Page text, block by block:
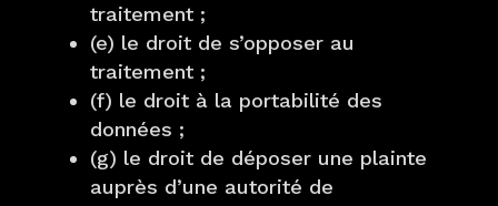
traitement ;
(e) le droit de s’opposer au
traitement ;
(f) le droit à la portabilité des
données ;
(g) le droit de déposer une plainte
auprès d’une autorité de